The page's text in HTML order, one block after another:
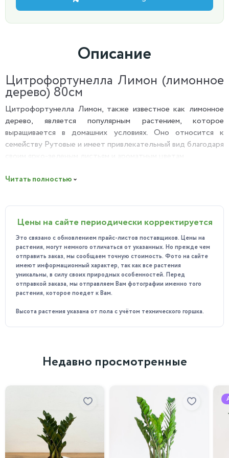
Описание
Цитрофортунелла Лимон (лимонное
дерево) 80см
Цитрофортунелла Лимон, также известное как лимонное
дерево, является популярным растением, которое
выращивается в домашних условиях. Оно относится к
семейству Рутовые и имеет привлекательный вид благодаря
Лимонное дерево известно своими кисло-сладкими
для создания различных блюд и напитков. Они также
полезных веществ.
Для успешного выращивания лимонного дерева необходимо
обеспечить ему яркий свет и регулярный полив. Растение
также предпочитает легкую, хорошо дренированную почву
и регулярную подкормку.
Мы рекомендуем:не употреблять плоды из первого
урожай, полученный Вами, безопасен, более того,
Требование к освещенности
Светолюбивые, требуется рассеянный свет, избегая прямых
солнечных лучей.
Требование к поливу
Читать полностью
Цены на сайте периодически корректируется
Это связано с обновлением прайс-листов поставщиков. Цены на
растения, могут немного отличаться от указанных. Но прежде чем
отправить заказ, мы сообщаем точную стоимость. Фото на сайте
имеют информационный характер, так как все растения
уникальны, в силу своих природных особенностей. Перед
отправкой заказа, мы отправляем Вам фотографии именно того
растения, которое поедет к Вам.
Высота растения указана от пола с учётом технического горшка.
Недавно просмотренные